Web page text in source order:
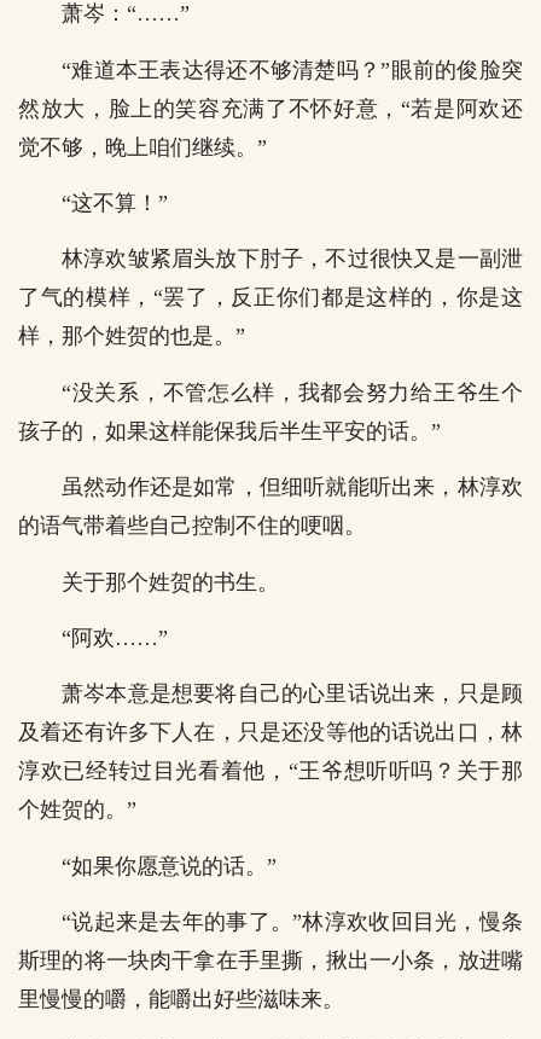
萧岑：“……”
“难道本王表达得还不够清楚吗？”眼前的俊脸突
然放大，脸上的笑容充满了不怀好意，“若是阿欢还
觉不够，晚上咱们继续。”
“这不算！”
林淳欢皱紧眉头放下肘子，不过很快又是一副泄
了气的模样，“罢了，反正你们都是这样的，你是这
样，那个姓贺的也是。”
“没关系，不管怎么样，我都会努力给王爷生个
孩子的，如果这样能保我后半生平安的话。”
虽然动作还是如常，但细听就能听出来，林淳欢
的语气带着些自己控制不住的哽咽。
关于那个姓贺的书生。
“阿欢……”
萧岑本意是想要将自己的心里话说出来，只是顾
及着还有许多下人在，只是还没等他的话说出口，林
淳欢已经转过目光看着他，“王爷想听听吗？关于那
个姓贺的。”
“如果你愿意说的话。”
“说起来是去年的事了。”林淳欢收回目光，慢条
斯理的将一块肉干拿在手里撕，揪出一小条，放进嘴
里慢慢的嚼，能嚼出好些滋味来。